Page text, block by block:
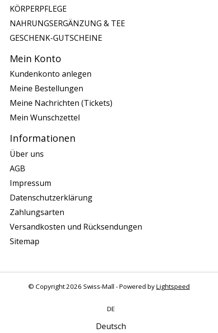
KÖRPERPFLEGE
NAHRUNGSERGÄNZUNG & TEE
GESCHENK-GUTSCHEINE
Mein Konto
Kundenkonto anlegen
Meine Bestellungen
Meine Nachrichten (Tickets)
Mein Wunschzettel
Informationen
Über uns
AGB
Impressum
Datenschutzerklärung
Zahlungsarten
Versandkosten und Rücksendungen
Sitemap
© Copyright 2026 Swiss-Mall - Powered byLightspeed
DE
Deutsch